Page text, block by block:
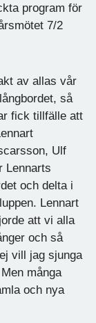
program för
7/2
av allas vår
så
fick tillfälle att
Ulf
Lennarts
och delta i
Lennart
att vi alla
och så
vill jag sjunga
många
och nya